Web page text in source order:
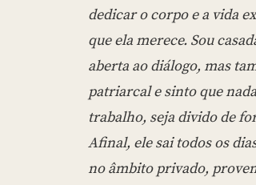
dedicar o corpo e a vida
que ela merece. Sou
aberta ao diálogo, mas
patriarcal e sinto que
trabalho, seja divido de
Afinal, ele sai todos os
no âmbito privado,